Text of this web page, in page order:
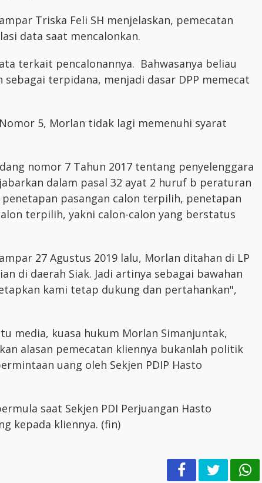
Triska Feli SH menjelaskan, pemecatan
data saat mencalonkan.
terkait pencalonannya. Bahwasanya beliau
terpidana, menjadi dasar DPP memecat
5, Morlan tidak lagi memenuhi syarat
nomor 7 Tahun 2017 tentang penyelenggara
dalam pasal 32 ayat 2 huruf b peraturan
pasangan calon terpilih, penetapan
terpilih, yakni calon-calon yang berstatus
27 Agustus 2019 lalu, Morlan ditahan di LP
di daerah Siak. Jadi artinya sebagai bawahan
kami tetap dukung dan pertahankan",
media, kuasa hukum Morlan Simanjuntak,
alasan pemecatan kliennya bukanlah politik
uang oleh Sekjen PDIP Hasto
saat Sekjen PDI Perjuangan Hasto
kepada kliennya. (fin)